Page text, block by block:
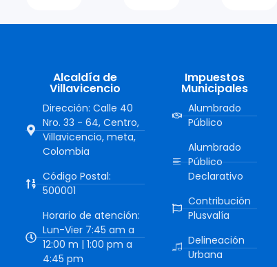
Alcaldía de
Villavicencio
Dirección: Calle 40
Nro. 33 - 64, Centro,
Villavicencio, meta,
Colombia
Código Postal:
500001
Horario de atención:
Lun-Vier 7:45 am a
12:00 m | 1:00 pm a
4:45 pm
Impuestos
Municipales
Alumbrado
Público
Alumbrado
Público
Declarativo
Contribución
Plusvalía
Delineación
Urbana